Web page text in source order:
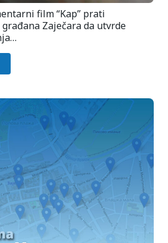
film “Kap” prati
Zaječara da utvrde